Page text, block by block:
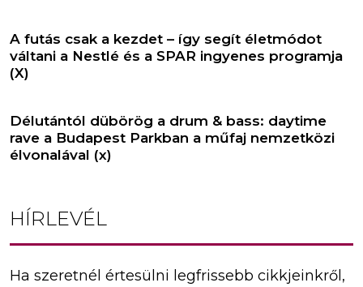
A futás csak a kezdet – így segít életmódot
váltani a Nestlé és a SPAR ingyenes programja
(X)
Délutántól dübörög a drum & bass: daytime
rave a Budapest Parkban a műfaj nemzetközi
élvonalával (x)
HÍRLEVÉL
Ha szeretnél értesülni legfrissebb cikkjeinkről,